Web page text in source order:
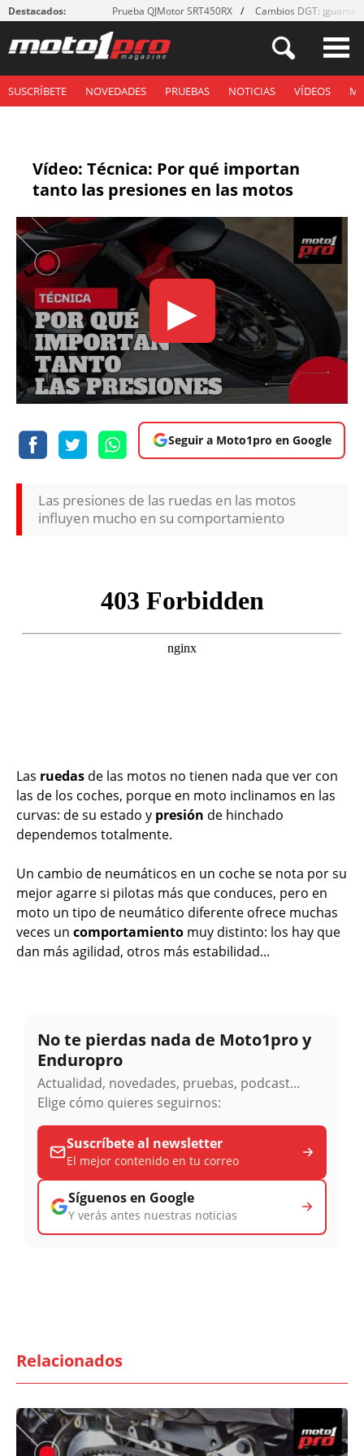
Destacados: Prueba QJMotor SRT450RX Cambios DGT: ¡guantes!
SUSCRÍBETE NOVEDADES PRUEBAS NOTICIAS VÍDEOS
Vídeo: Técnica: Por qué importan
tanto las presiones en las motos
▶
Seguir a Moto1pro en Google
Las presiones de las ruedas en las motos
influyen mucho en su comportamiento
Las ruedas de las motos no tienen nada que ver con
las de los coches, porque en moto inclinamos en las
curvas: de su estado y presión de hinchado
dependemos totalmente.
Un cambio de neumáticos en un coche se nota por su
mejor agarre si pilotas más que conduces, pero en
moto un tipo de neumático diferente ofrece muchas
veces un comportamiento muy distinto: los hay que
dan más agilidad, otros más estabilidad...
No te pierdas nada de Moto1pro y
Enduropro
Actualidad, novedades, pruebas, podcast...
Elige cómo quieres seguirnos:
Suscríbete al newsletter
El mejor contenido en tu correo
Síguenos en Google
Y verás antes nuestras noticias
Relacionados